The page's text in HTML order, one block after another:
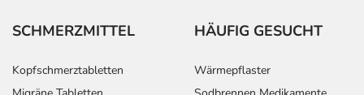
SCHMERZMITTEL
Kopfschmerztabletten
HÄUFIG GESUCHT
Wärmepflaster